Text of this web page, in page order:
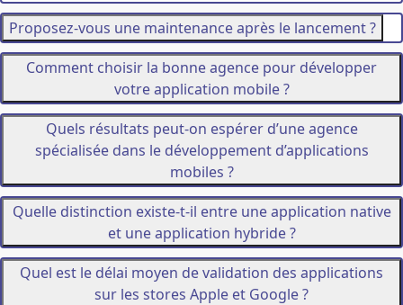
Proposez-vous une maintenance après le lancement ?
Comment choisir la bonne agence pour développer
votre application mobile ?
Quels résultats peut-on espérer d’une agence
spécialisée dans le développement d’applications
mobiles ?
Quelle distinction existe-t-il entre une application native
et une application hybride ?
Quel est le délai moyen de validation des applications
sur les stores Apple et Google ?